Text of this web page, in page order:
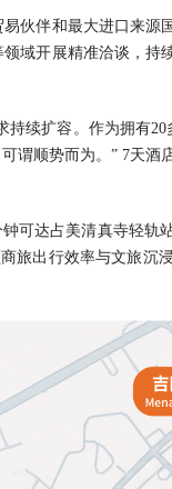
伙伴和最大进口来源
域开展精准洽谈，持
续扩容。作为拥有
谓顺势而为。” 7天
可达占美清真寺轻轨
旅出行效率与文旅沉